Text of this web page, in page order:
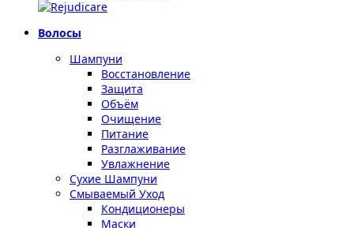
Волосы
Шампуни
Восстановление
Защита
Объём
Очищение
Питание
Разглаживание
Увлажнение
Сухие Шампуни
Смываемый Уход
Кондиционеры
Маски